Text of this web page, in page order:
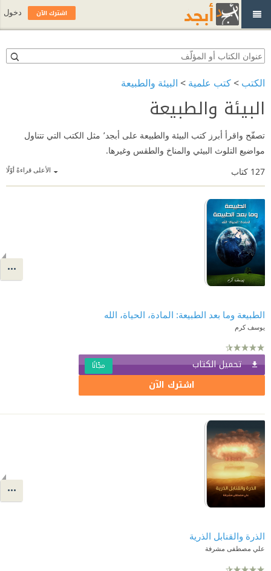
الكتب >كتب علمية > البيئة والطبيعة
البيئة والطبيعة
تصفّح واقرأ أبرز كتب البيئة والطبيعة على أبجد٬ مثل الكتب التي تتناول
مواضيع التلوث البيئي والمناخ والطقس وغيرها.
الأعلى قراءةً أوّلًا 127 كتاب
الطبيعة وما بعد الطبيعة: المادة، الحياة، الله
يوسف كرم
تحميل الكتاب مجّانًا
اشترك الآن
الذرة والقنابل الذرية
علي مصطفى مشرفة
اشترك الآن دخول